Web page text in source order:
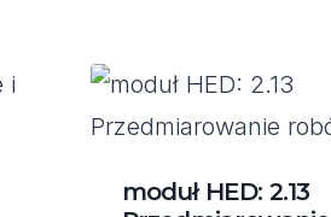
moduł HED: 2.13